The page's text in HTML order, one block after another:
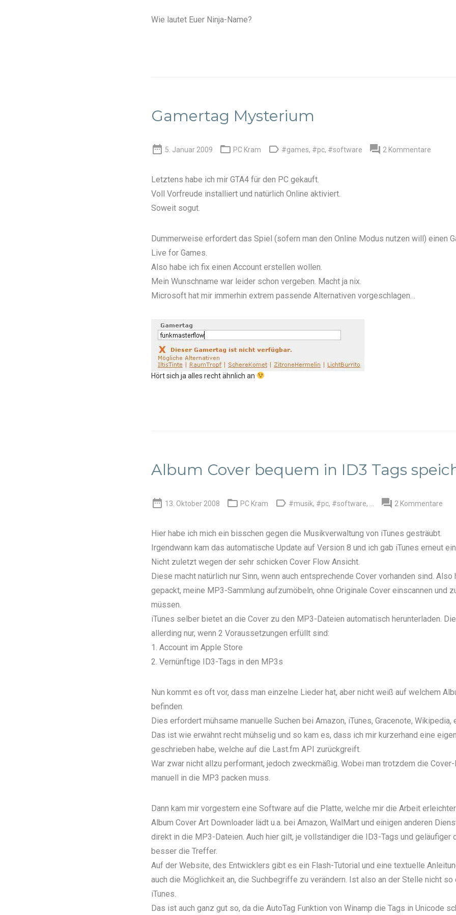
Wie lautet Euer Ninja-Name?
Gamertag Mysterium
 5. Januar 2009  PC Kram  #games, #pc, #software  2 Kommentare
Letztens habe ich mir GTA4 für den PC gekauft.
Voll Vorfreude installiert und natürlich Online aktiviert.
Soweit sogut.
Dummerweise erfordert das Spiel (sofern man den Online Modus nutzen will) einen
Live for Games.
Also habe ich fix einen Account erstellen wollen.
Mein Wunschname war leider schon vergeben. Macht ja nix.
Microsoft hat mir immerhin extrem passende Alternativen vorgeschlagen…
Hört sich ja alles recht ähnlich an
Album Cover bequem in ID3 Tags
 13. Oktober 2008  PC Kram  #musik, #pc, #software, ...  2 Kommentare
Hier habe ich mich ein bisschen gegen die Musikverwaltung von iTunes gesträubt.
Irgendwann kam das automatische Update auf Version 8 und ich gab iTunes erneut
Nicht zuletzt wegen der sehr schicken Cover Flow Ansicht.
Diese macht natürlich nur Sinn, wenn auch entsprechende Cover vorhanden sind. Also
gepackt, meine MP3-Sammlung aufzumöbeln, ohne Originale Cover einscannen und
müssen.
iTunes selber bietet an die Cover zu den MP3-Dateien automatisch herunterladen.
allerding nur, wenn 2 Voraussetzungen erfüllt sind:
1. Account im Apple Store
2. Vernünftige ID3-Tags in den MP3s
Nun kommt es oft vor, dass man einzelne Lieder hat, aber nicht weiß auf welchem
befinden.
Dies erfordert mühsame manuelle Suchen bei Amazon, iTunes, Gracenote, Wikipedia,
Das ist wie erwähnt recht mühselig und so kam es, dass ich mir kurzerhand eine
geschrieben habe, welche auf die Last.fm API zurückgreift.
War zwar nicht allzu performant, jedoch zweckmäßig. Wobei man trotzdem die
manuell in die MP3 packen muss.
Dann kam mir vorgestern eine Software auf die Platte, welche mir die Arbeit
Album Cover Art Downloader lädt u.a. bei Amazon, WalMart und einigen anderen
direkt in die MP3-Dateien. Auch hier gilt, je vollständiger die ID3-Tags und geläufiger
besser die Treffer.
Auf der Website, des Entwicklers gibt es ein Flash-Tutorial und eine textuelle
auch die Möglichkeit an, die Suchbegriffe zu verändern. Ist also an der Stelle nicht so
iTunes.
Das ist auch ganz gut so, da die AutoTag Funktion von Winamp die Tags in Unicode